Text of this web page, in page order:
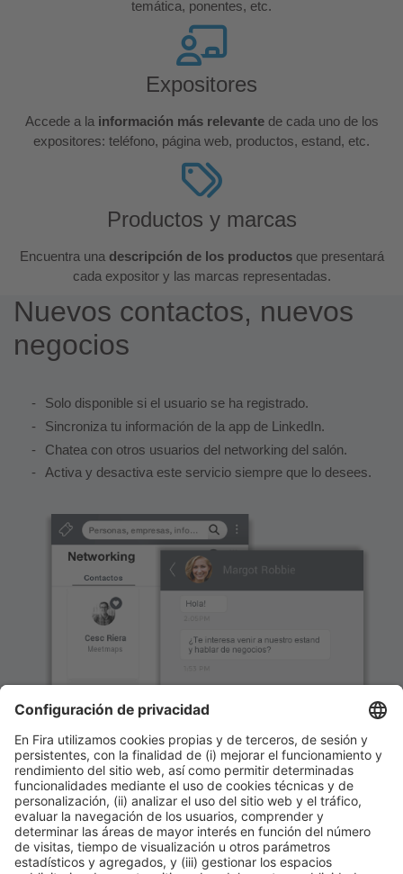
temática, ponentes, etc.
Expositores
Accede a la información más relevantede cada uno de los
expositores: teléfono, página web, productos, estand, etc.
Productos y marcas
Encuentra una descripción de los productosque presentará
cada expositor y las marcas representadas.
Nuevos contactos, nuevos
negocios
Solo disponible si el usuario se ha registrado.
Sincroniza tu información de la app de LinkedIn.
Chatea con otros usuarios del networking del salón.
Activa y desactiva este servicio siempre que lo desees.
Información general
Aviso legal
Política de privacidad
Política de cookies